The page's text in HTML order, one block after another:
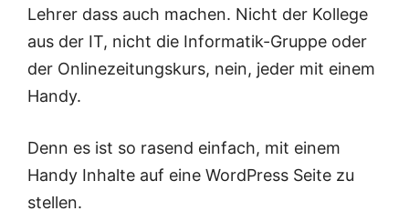
Lehrer dass auch machen. Nicht der Kollege
aus der IT, nicht die Informatik-Gruppe oder
der Onlinezeitungskurs, nein, jeder mit einem
Handy.
Denn es ist so rasend einfach, mit einem
Handy Inhalte auf eine WordPress Seite zu
stellen.